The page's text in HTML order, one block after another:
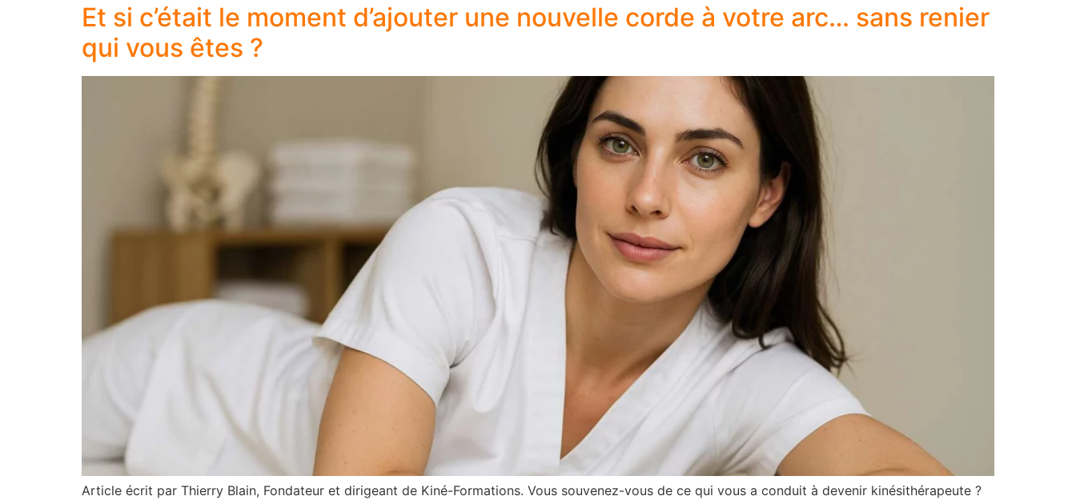
Et si c’était le moment d’ajouter une nouvelle corde à votre arc… sans renier
qui vous êtes ?
Article écrit par Thierry Blain, Fondateur et dirigeant de Kiné-Formations. Vous souvenez-vous de ce qui vous a conduit à devenir kinésithérapeute ?